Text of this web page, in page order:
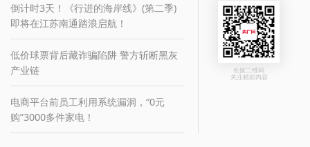
倒计时3天！《行进的海岸线》(第二季)
即将在江苏南通踏浪启航！
低价球票背后藏诈骗陷阱 警方斩断黑灰
产业链
电商平台前员工利用系统漏洞，“0元
购”3000多件家电！
长按二维码
关注精彩内容